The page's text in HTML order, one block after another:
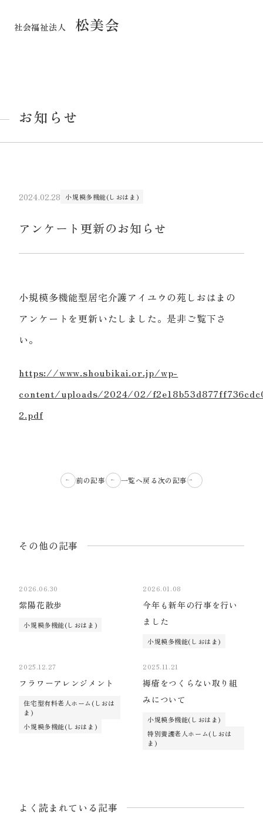
社会福祉法人 松美会
お知らせ
2024.02.28 小規模多機能(しおはま)
アンケート更新のお知らせ
小規模多機能型居宅介護アイユウの苑しおはまの
アンケートを更新いたしました。是非ご覧下さ
い。
https://www.shoubikai.or.jp/wp-
content/uploads/2024/02/
2.pdf
前の記事 一覧へ戻る次の記事
その他の記事
2026.06.30
紫陽花散歩
小規模多機能(しおはま)
2026.01.08
今年も新年の行事を行い
ました
小規模多機能(しおはま)
2025.12.27
フラワーアレンジメント
住宅型有料老人ホーム(しおは
ま)
小規模多機能(しおはま)
2025.11.21
褥瘡をつくらない取り組
みについて
小規模多機能(しおはま)
特別養護老人ホーム(しおは
ま)
よく読まれている記事